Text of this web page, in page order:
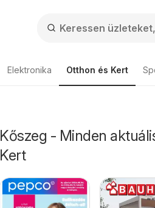
Elektronika Otthon és Kert
Kőszeg - Minden
Kert